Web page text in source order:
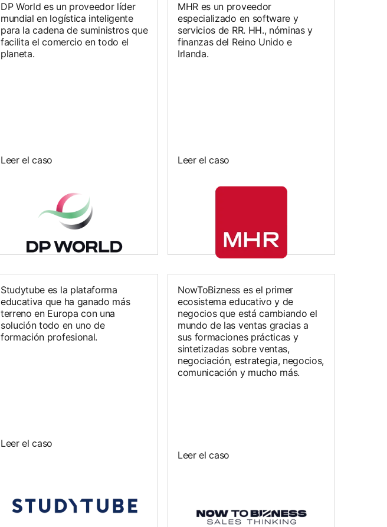
DP World es un proveedor líder
mundial en logística inteligente
para la cadena de suministros que
facilita el comercio en todo el
planeta.
Leer el caso
MHR es un proveedor
especializado en software y
servicios de RR. HH., nóminas y
finanzas del Reino Unido e
Irlanda.
Leer el caso
Studytube es la plataforma
educativa que ha ganado más
terreno en Europa con una
solución todo en uno de
formación profesional.
Leer el caso
NowToBizness es el primer
ecosistema educativo y de
negocios que está cambiando el
mundo de las ventas gracias a
sus formaciones prácticas y
sintetizadas sobre ventas,
negociación, estrategia, negocios,
comunicación y mucho más.
Leer el caso